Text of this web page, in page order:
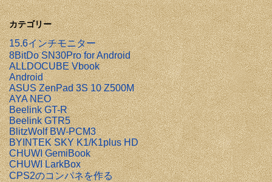
カテゴリー
15.6インチモニター
8BitDo SN30Pro for Android
ALLDOCUBE Vbook
Android
ASUS ZenPad 3S 10 Z500M
AYA NEO
Beelink GT-R
Beelink GTR5
BlitzWolf BW-PCM3
BYINTEK SKY K1/K1plus HD
CHUWI GemiBook
CHUWI LarkBox
CPS2のコンパネを作る